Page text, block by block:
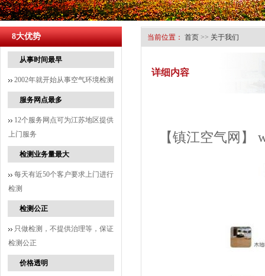
8大优势
从事时间最早
2002年就开始从事空气环境检测
服务网点最多
12个服务网点可为江苏地区提供
上门服务
检测业务量最大
每天有近50个客户要求上门进行
检测
检测公正
只做检测，不提供治理等，保证
检测公正
价格透明
当前位置： 首页 >> 关于我们
详细内容
【镇江空气网】